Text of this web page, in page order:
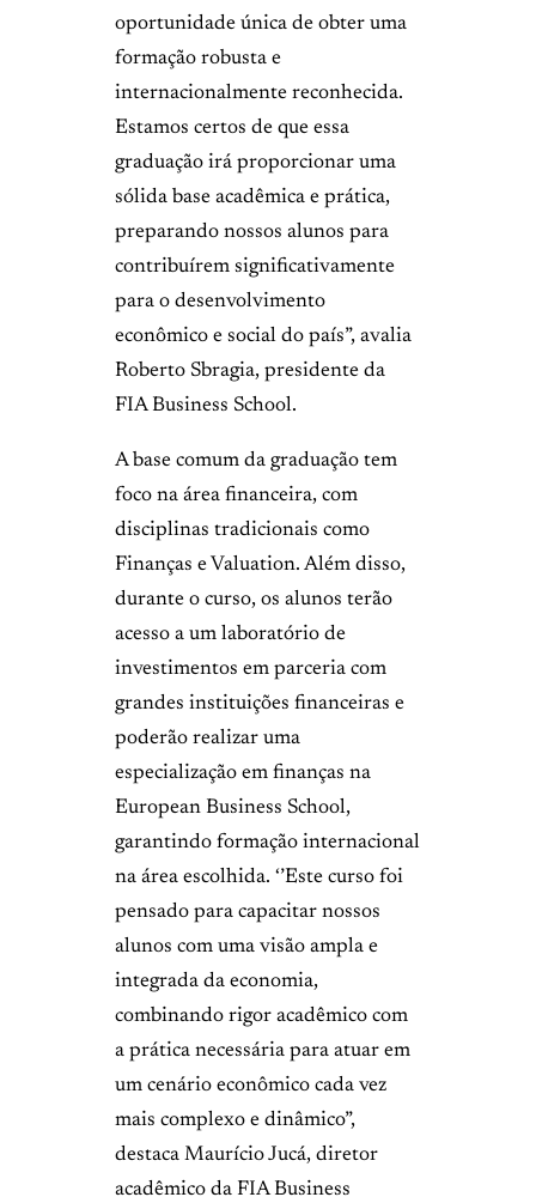
oportunidade única de obter uma
formação robusta e
internacionalmente reconhecida.
Estamos certos de que essa
graduação irá proporcionar uma
sólida base acadêmica e prática,
preparando nossos alunos para
contribuírem significativamente
para o desenvolvimento
econômico e social do país”, avalia
Roberto Sbragia, presidente da
FIA Business School.
A base comum da graduação tem
foco na área financeira, com
disciplinas tradicionais como
Finanças e Valuation. Além disso,
durante o curso, os alunos terão
acesso a um laboratório de
investimentos em parceria com
grandes instituições financeiras e
poderão realizar uma
especialização em finanças na
European Business School,
garantindo formação internacional
na área escolhida. ‘’Este curso foi
pensado para capacitar nossos
alunos com uma visão ampla e
integrada da economia,
combinando rigor acadêmico com
a prática necessária para atuar em
um cenário econômico cada vez
mais complexo e dinâmico”,
destaca Maurício Jucá, diretor
acadêmico da FIA Business